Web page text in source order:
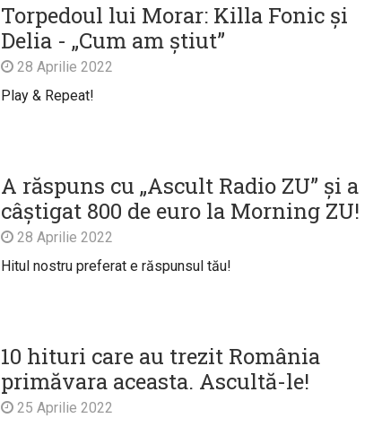
Torpedoul lui Morar: Killa Fonic și
Delia - „Cum am știut”
28 Aprilie 2022
Play & Repeat!
A răspuns cu „Ascult Radio ZU” și a
câștigat 800 de euro la Morning ZU!
28 Aprilie 2022
Hitul nostru preferat e răspunsul tău!
10 hituri care au trezit România
primăvara aceasta. Ascultă-le!
25 Aprilie 2022